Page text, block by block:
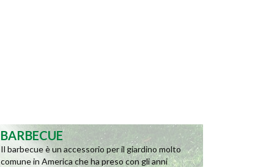
BARBECUE
Il barbecue è un accessorio per il giardino molto
comune in America che ha preso con gli anni